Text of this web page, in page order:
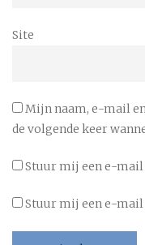
Site
Mijn naam, e-mail
de volgende keer
Stuur mij een e-
Stuur mij een e-mail